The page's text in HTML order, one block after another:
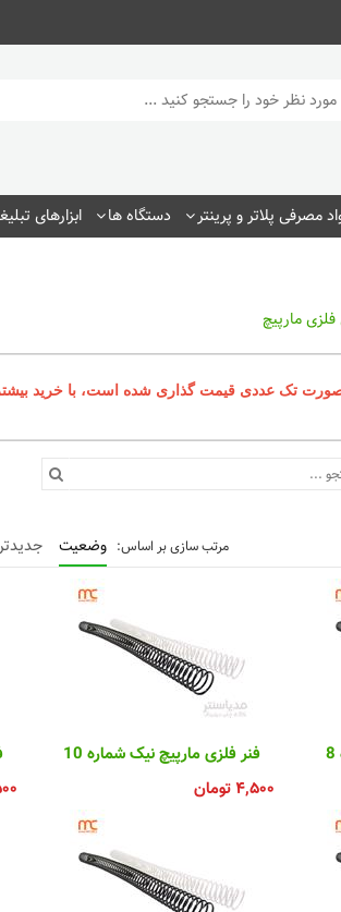
مصرفی پلاتر و پرینتر دستگاه ها ابزارهای
مارپیچ
قیمت گذاری شده است، با خرید بیشتر (بسته ای) تا 5 درصد
وضعیت
فنر فلزی مارپیچ نیک شماره 10
۴,۵۰۰تومان